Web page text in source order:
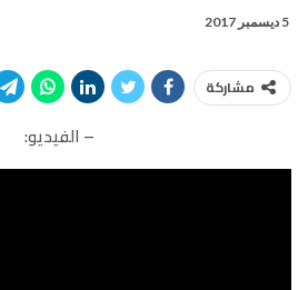
5 ديسمبر 2017
مشاركة
– الفيديو: